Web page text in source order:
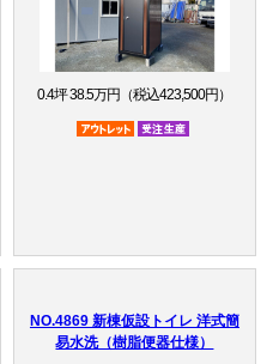
0.4坪 38.5万円（税込423,500円）
アウトレット品
受注生産品
NO.4869 新棟仮設トイレ 洋式簡
易水洗（樹脂便器仕様）